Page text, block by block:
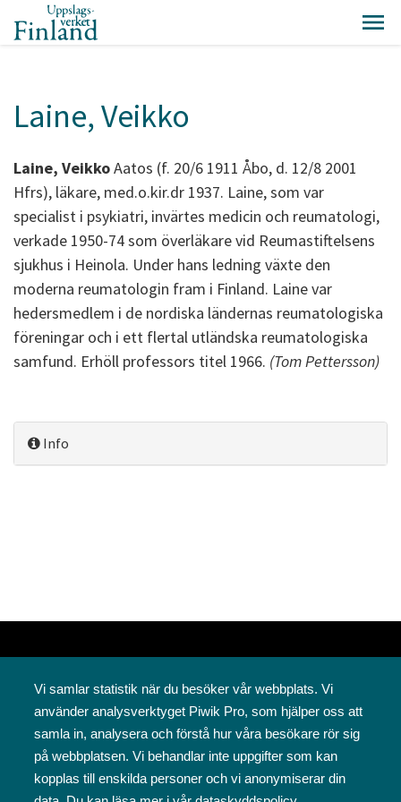
Laine, Veikko
Laine, VeikkoAatos (f. 20/6 1911 Åbo, d. 12/8 2001
Hfrs), läkare, med.o.kir.dr 1937. Laine, som var
specialist i psykiatri, invärtes medicin och reumatologi,
verkade 1950-74 som överläkare vid Reumastiftelsens
sjukhus i Heinola. Under hans ledning växte den
moderna reumatologin fram i Finland. Laine var
hedersmedlem i de nordiska ländernas reumatologiska
föreningar och i ett flertal utländska reumatologiska
samfund. Erhöll professors titel 1966. (Tom Pettersson)
Info
Svenska folkskolans vänner rf
Annegatan 12
Vi samlar statistik när du besöker vår webbplats. Vi
använder analysverktyget Piwik Pro, som hjälper oss att
samla in, analysera och förstå hur våra besökare rör sig
på webbplatsen. Vi behandlar inte uppgifter som kan
kopplas till enskilda personer och vi anonymiserar din